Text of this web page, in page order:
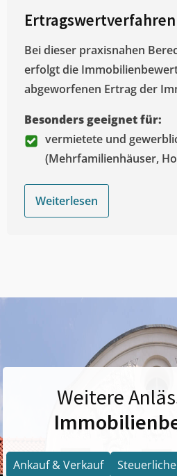
Ertragswertverfahren
Bei dieser praxisnahen
erfolgt die
abgeworfenen Ertrag der
Besonders geeignet für:
vermietete und
(Mehrfamilienhäuser,
Weiterlesen
Weitere
Ankauf & Verkauf